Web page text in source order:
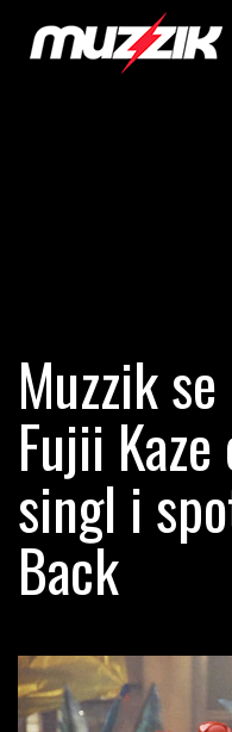
Muzzik
Fujii
singl i
Back